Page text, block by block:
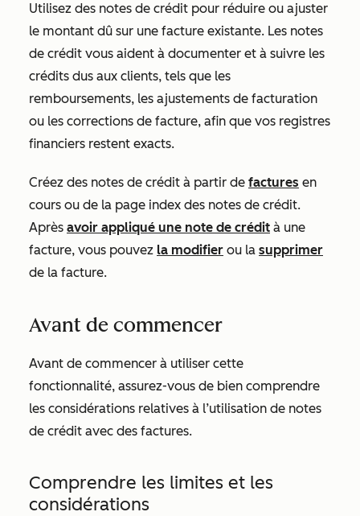
Utilisez des notes de crédit pour réduire ou ajuster
le montant dû sur une facture existante. Les notes
de crédit vous aident à documenter et à suivre les
crédits dus aux clients, tels que les
remboursements, les ajustements de facturation
ou les corrections de facture, afin que vos registres
financiers restent exacts.
Créez des notes de crédit à partir de factures en
cours ou de la page index des notes de crédit.
Après avoir appliqué une note de crédit à une
facture, vous pouvez la modifier ou la supprimer
de la facture.
Avant de commencer
Avant de commencer à utiliser cette
fonctionnalité, assurez-vous de bien comprendre
les considérations relatives à l’utilisation de notes
de crédit avec des factures.
Comprendre les limites et les
considérations